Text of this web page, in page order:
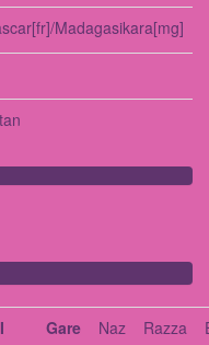
Madagasikara[mg]
Gare Naz Razza